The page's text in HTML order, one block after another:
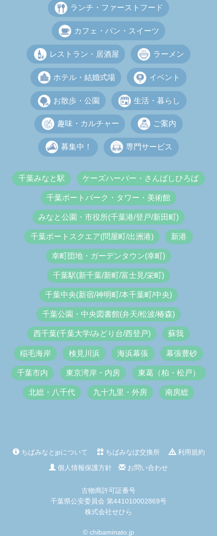
ランチ・ファーストフード
カフェ・パン・スイーツ
レストラン・居酒屋 ラーメン
ホテル・結婚式場 イベント
お散歩・公園 生活・暮らし
趣味・カルチャー ご案内
募集中！ 専門サービス
千葉みなと駅 ケーズハーバー・さんばしひろば
千葉ポートパーク・タワー・美術館
みなと公園・市役所(千葉港/登戸/新田町)
千葉ポートスクエア(問屋町/出洲港) 新港
幸町団地・ガーデンタウン(幸町)
千葉駅(新千葉/新町/富士見/栄町)
千葉中央(新宿/神明町/本千葉町/中央)
千葉公園・中央図書館(弁天/松波/椿森)
西千葉(千葉大学/みどり台/西登戸) 蘇我
稲毛海岸 検見川浜 海浜幕張 幕張豊砂
千葉市内 東京湾岸・内房 東葛（柏・松戸）
北総・八千代 九十九里・外房 南房総
ちばみなとjpについて ちばみなぽ交換所
利用規約
個人情報保護方針
お問い合わせ
古物商許可証番号
千葉県公安委員会 第441010002869号
株式会社せひら
© chibaminato.jp